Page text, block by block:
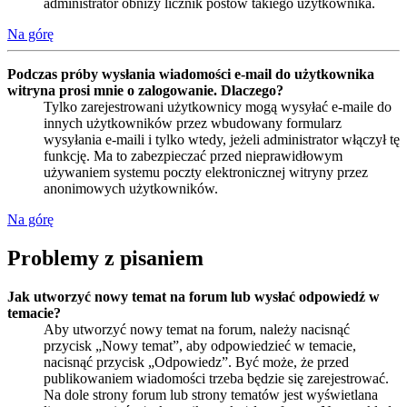
administrator obniży licznik postów takiego użytkownika.
Na górę
Podczas próby wysłania wiadomości e-mail do użytkownika
witryna prosi mnie o zalogowanie. Dlaczego?
Tylko zarejestrowani użytkownicy mogą wysyłać e-maile do
innych użytkowników przez wbudowany formularz
wysyłania e-maili i tylko wtedy, jeżeli administrator włączył tę
funkcję. Ma to zabezpieczać przed nieprawidłowym
używaniem systemu poczty elektronicznej witryny przez
anonimowych użytkowników.
Na górę
Problemy z pisaniem
Jak utworzyć nowy temat na forum lub wysłać odpowiedź w
temacie?
Aby utworzyć nowy temat na forum, należy nacisnąć
przycisk „Nowy temat”, aby odpowiedzieć w temacie,
nacisnąć przycisk „Odpowiedz”. Być może, że przed
publikowaniem wiadomości trzeba będzie się zarejestrować.
Na dole strony forum lub strony tematów jest wyświetlana